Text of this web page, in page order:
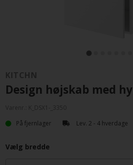
Design højskab med
På fjernlager
Lev. 2 - 4 hverdage
Vælg bredde